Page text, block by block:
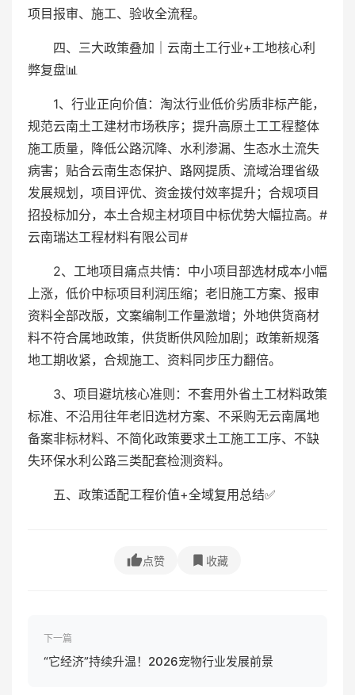
项目报审、施工、验收全流程。
四、三大政策叠加｜云南土工行业+工地核心利
弊复盘📊
1、行业正向价值：淘汰行业低价劣质非标产能，
规范云南土工建材市场秩序；提升高原土工工程整体
施工质量，降低公路沉降、水利渗漏、生态水土流失
病害；贴合云南生态保护、路网提质、流域治理省级
发展规划，项目评优、资金拨付效率提升；合规项目
招投标加分，本土合规主材项目中标优势大幅拉高。#
云南瑞达工程材料有限公司#
2、工地项目痛点共情：中小项目部选材成本小幅
上涨，低价中标项目利润压缩；老旧施工方案、报审
资料全部改版，文案编制工作量激增；外地供货商材
料不符合属地政策，供货断供风险加剧；政策新规落
地工期收紧，合规施工、资料同步压力翻倍。
3、项目避坑核心准则：不套用外省土工材料政策
标准、不沿用往年老旧选材方案、不采购无云南属地
备案非标材料、不简化政策要求土工施工工序、不缺
失环保水利公路三类配套检测资料。
五、政策适配工程价值+全域复用总结✅
点赞 收藏
下一篇
“它经济”持续升温！2026宠物行业发展前景